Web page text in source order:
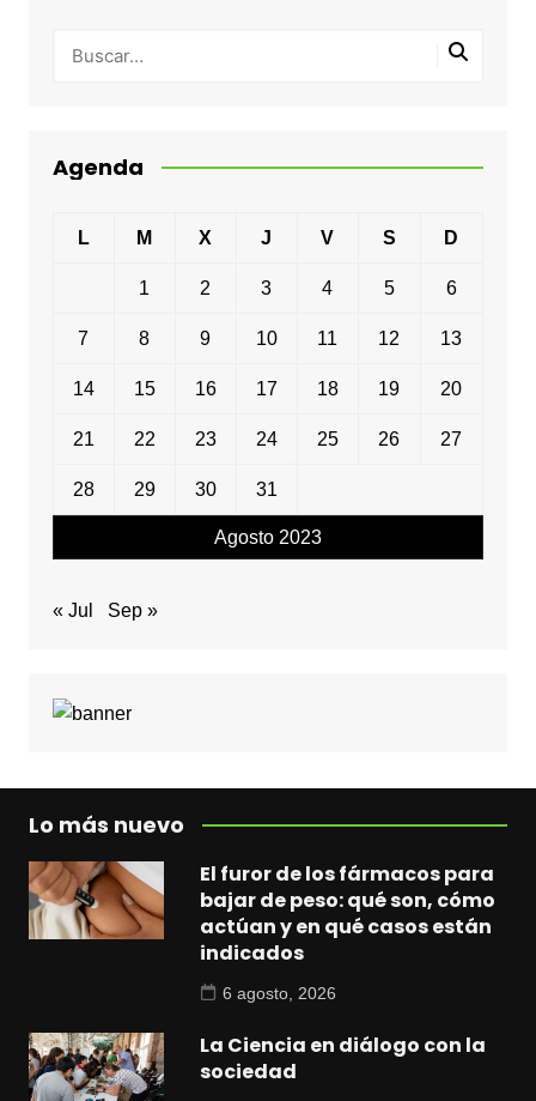
Agenda
Agosto 2023
L M X J V S D
1 2 3 4 5 6
7 8 9 10 11 12 13
14 15 16 17 18 19 20
21 22 23 24 25 26 27
28 29 30 31
« Jul Sep »
Lo más nuevo
El furor de los fármacos para
bajar de peso: qué son, cómo
actúan y en qué casos están
indicados
6 agosto, 2026
La Ciencia en diálogo con la
sociedad